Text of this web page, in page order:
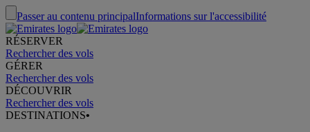
Passer au contenu principalInformations sur l'accessibilité
RÉSERVER
Rechercher des vols
GÉRER
Rechercher des vols
DÉCOUVRIR
Rechercher des vols
DESTINATIONS•